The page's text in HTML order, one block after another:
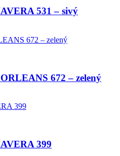
531 – sivý
672 – zelený
399